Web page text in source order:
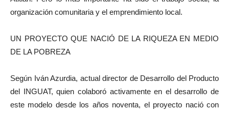
organización comunitaria y el emprendimiento local.
UN PROYECTO QUE NACIÓ DE LA RIQUEZA EN MEDIO
DE LA POBREZA
Según Iván Azurdia, actual director de Desarrollo del Producto
del INGUAT, quien colaboró activamente en el desarrollo de
este modelo desde los años noventa, el proyecto nació con